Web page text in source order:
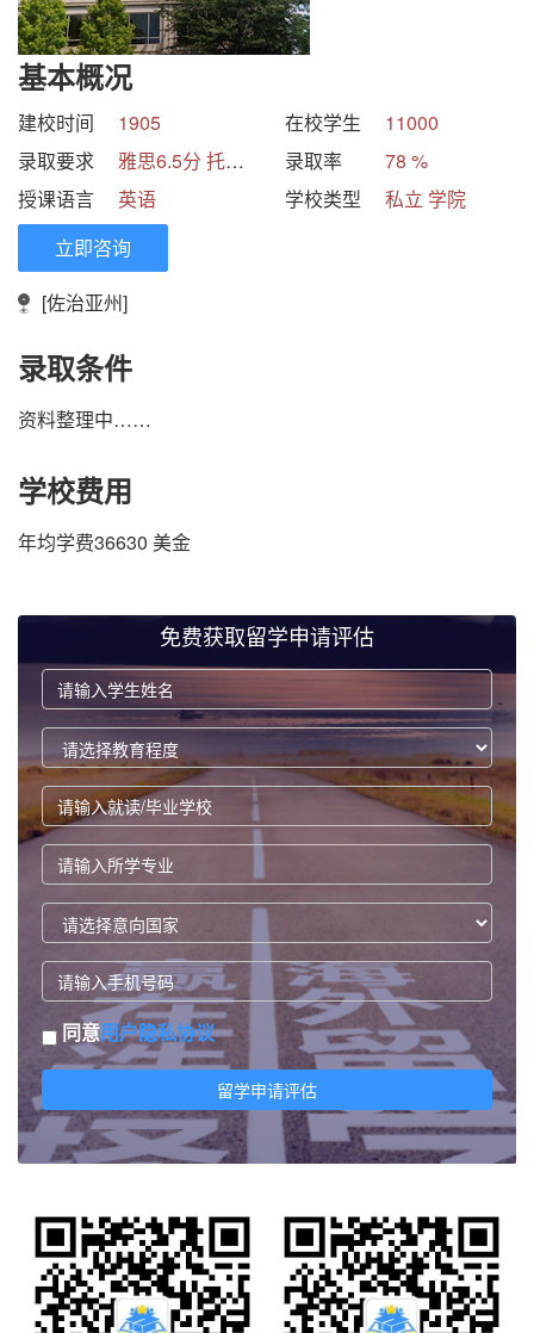
基本概况
建校时间 1905 在校学生
11000
录取要求
雅思6.5分 托福85分 GPA3分 录取率
78 %
授课语言
英语 学校类型
私立 学院
立即咨询
[佐治亚州]
录取条件
资料整理中……
学校费用
年均学费36630 美金
免费获取留学申请评估
同意用户隐私协议
留学申请评估